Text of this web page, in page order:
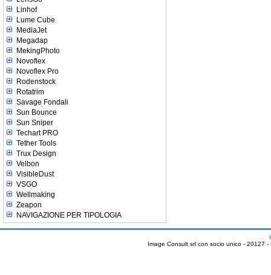
Linhof
Lume Cube
MediaJet
Megadap
MekingPhoto
Novoflex
Novoflex Pro
Rodenstock
Rotatrim
Savage Fondali
Sun Bounce
Sun Sniper
Techart PRO
Tether Tools
Trux Design
Velbon
VisibleDust
VSGO
Wellmaking
Zeapon
NAVIGAZIONE PER TIPOLOGIA
Image Consult srl con socio unico - 20127